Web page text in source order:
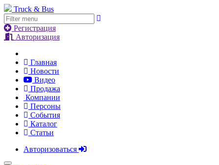
Truck & Bus
Регистрация
Авторизация
Главная
Новости
Видео
Продажа
Компании
Персоны
События
Каталог
Статьи
Авторизоваться